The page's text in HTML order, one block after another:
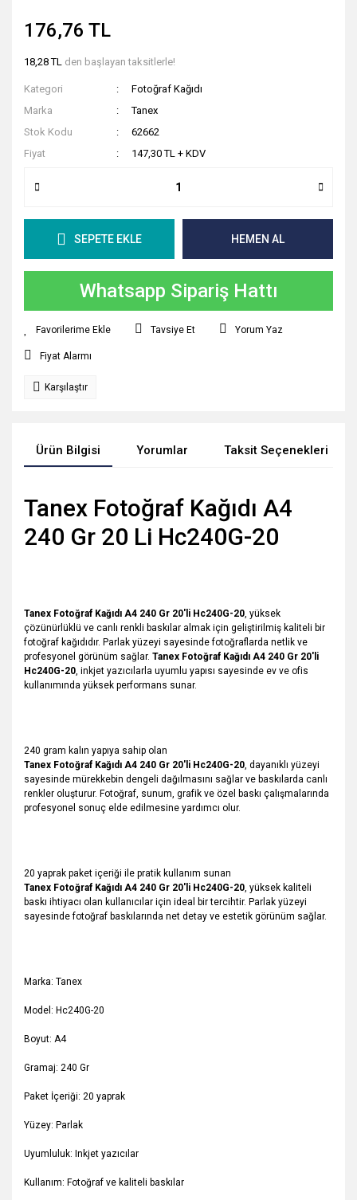
176,76 TL
18,28 TL den başlayan taksitlerle!
Kategori
Fotoğraf Kağıdı
Marka
Tanex
Stok Kodu
62662
Fiyat
147,30 TL + KDV
SEPETE EKLE HEMEN AL
Whatsapp Sipariş Hattı
Tavsiye Et Yorum Yaz
Fiyat Alarmı
Karşılaştır
Ürün Bilgisi Yorumlar Taksit Seçenekleri
Tanex Fotoğraf Kağıdı A4
240 Gr 20 Li Hc240G-20
Tanex Fotoğraf Kağıdı A4 240 Gr 20'li Hc240G-20, yüksek
çözünürlüklü ve canlı renkli baskılar almak için geliştirilmiş kaliteli bir
fotoğraf kağıdıdır. Parlak yüzeyi sayesinde fotoğraflarda netlik ve
profesyonel görünüm sağlar. Tanex Fotoğraf Kağıdı A4 240 Gr 20'li
Hc240G-20, inkjet yazıcılarla uyumlu yapısı sayesinde ev ve ofis
kullanımında yüksek performans sunar.
240 gram kalın yapıya sahip olan
Tanex Fotoğraf Kağıdı A4 240 Gr 20'li Hc240G-20, dayanıklı yüzeyi
sayesinde mürekkebin dengeli dağılmasını sağlar ve baskılarda canlı
renkler oluşturur. Fotoğraf, sunum, grafik ve özel baskı çalışmalarında
profesyonel sonuç elde edilmesine yardımcı olur.
20 yaprak paket içeriği ile pratik kullanım sunan
Tanex Fotoğraf Kağıdı A4 240 Gr 20'li Hc240G-20, yüksek kaliteli
baskı ihtiyacı olan kullanıcılar için ideal bir tercihtir. Parlak yüzeyi
sayesinde fotoğraf baskılarında net detay ve estetik görünüm sağlar.
Marka: Tanex
Model: Hc240G-20
Boyut: A4
Gramaj: 240 Gr
Paket İçeriği: 20 yaprak
Yüzey: Parlak
Uyumluluk: Inkjet yazıcılar
Kullanım: Fotoğraf ve kaliteli baskılar